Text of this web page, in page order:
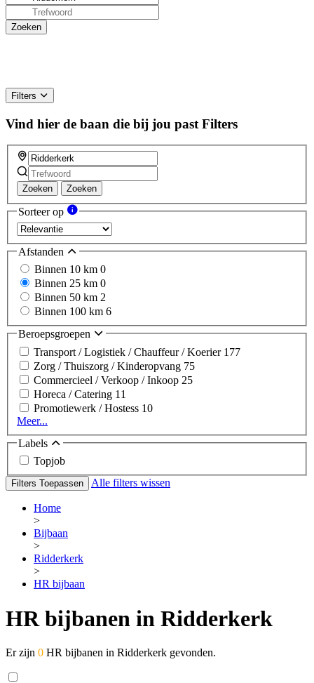
Filters
Vind hier de baan die bij jou past Filters
Zoeken Zoeken
Sorteer op
Afstanden
Binnen 10 km 0
Binnen 25 km 0
Binnen 50 km 2
Binnen 100 km 6
Beroepsgroepen
Transport / Logistiek / Chauffeur / Koerier 177
Zorg / Thuiszorg / Kinderopvang 75
Commercieel / Verkoop / Inkoop 25
Horeca / Catering 11
Promotiewerk / Hostess 10
Meer...
Labels
Topjob
Filters Toepassen Alle filters wissen
Home
>
Bijbaan
>
Ridderkerk
>
HR bijbaan
HR bijbanen in Ridderkerk
Er zijn 0 HR bijbanen in Ridderkerk gevonden.